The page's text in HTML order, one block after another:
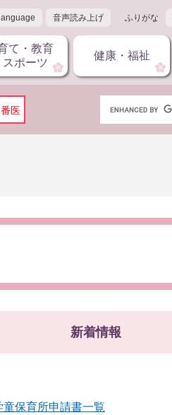
音声読み上げ ふりがな
て・教育
スポーツ
健康・福祉
医
G
o
タ
新着情報
童保育所申請書一覧